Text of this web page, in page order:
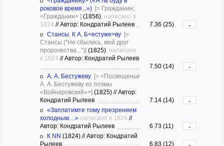
роковое время...») [= Гражданин;
<Гражданин> ] (1856) , написано в
1824 //Автор: Кондратий Рылеев 7.36 (25)
-
Стансы. К А. Б<естуже>ву [=
Стансы ("Не сбылись, мой друг
пророчества...")] (1825) , написано
в 1824 //Автор: Кондратий Рылеев
7.50 (14)
-
А. А. Бестужеву [= <Посвященье
А. А. Бестужеву из поэмы
«Войнаровский»>] (1825) //Автор:
Кондратий Рылеев
7.14 (14)
-
«Заплатимте тому презрением
холодным…» написано в 1824 //
Автор: Кондратий Рылеев
6.73 (11)
-
К NN (1824) //Автор: Кондратий
Рылеев
6.83 (12)
-